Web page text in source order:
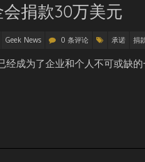
捐款30万美元
Geek News 0 条评论 承诺 捐
成为了企业和个人不可或缺